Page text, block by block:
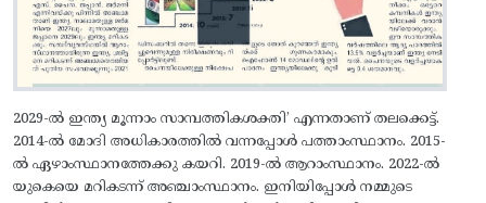
2029-ൽ ഇന്ത്യ മൂന്നാം സാമ്പത്തികശക്തി’ എന്നതാണ് തലക്കെട്ട്.
2014-ൽ മോദി അധികാരത്തിൽ വന്നപ്പോൾ പത്താംസ്ഥാനം. 2015-
ൽ ഏഴാംസ്ഥാനത്തേക്കു കയറി. 2019-ൽ ആറാംസ്ഥാനം. 2022-ൽ
യുകെയെ മറികടന്ന് അഞ്ചാംസ്ഥാനം. ഇനിയിപ്പോൾ നമ്മുടെ